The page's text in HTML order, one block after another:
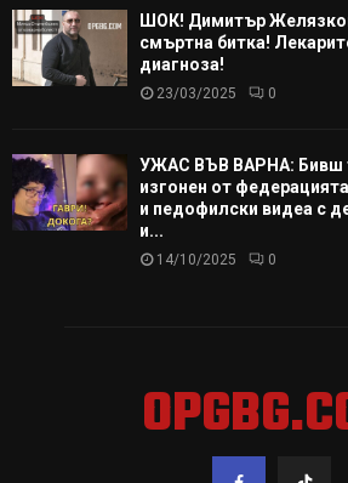
ШОК! Димитър
смъртна битка!
диагноза!
23/03/2025 0
УЖАС ВЪВ ВАРНА: Бивш
изгонен от
и педофилски видеа с
и...
14/10/2025 0